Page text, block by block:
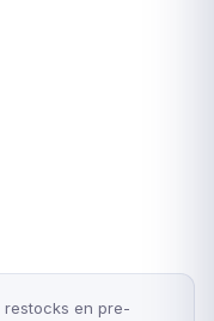
restocks en pre-